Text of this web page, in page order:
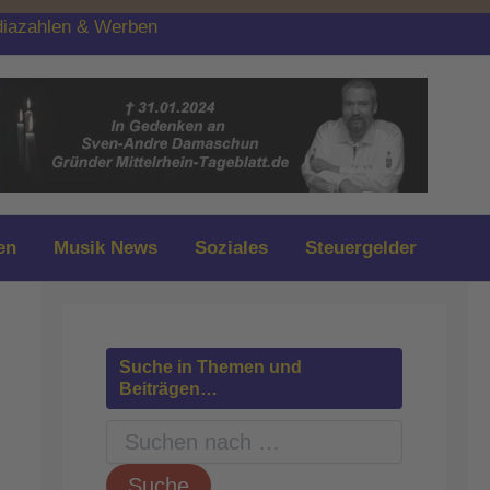
& Werben
Musik News Soziales Steuergelder
Suche in Themen und
Beiträgen…
c